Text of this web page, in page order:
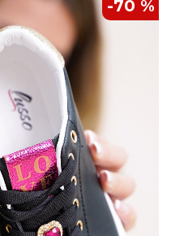
-70 %